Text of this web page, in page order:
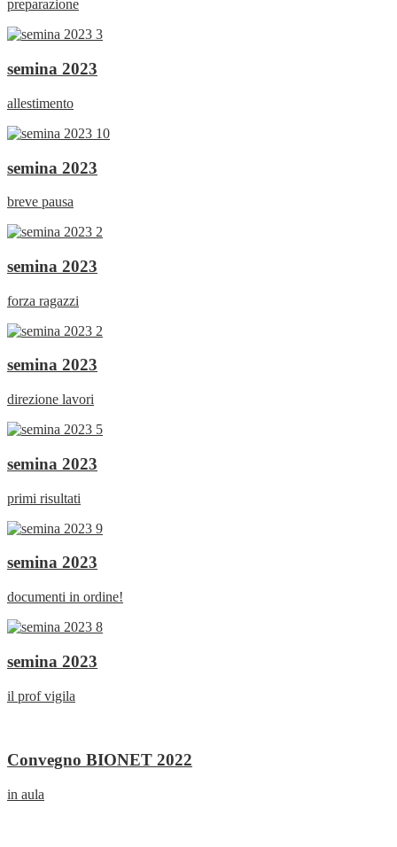
preparazione
semina 2023
allestimento
semina 2023
breve pausa
semina 2023
forza ragazzi
semina 2023
direzione lavori
semina 2023
primi risultati
semina 2023
documenti in ordine!
semina 2023
il prof vigila
Convegno BIONET 2022
in aula